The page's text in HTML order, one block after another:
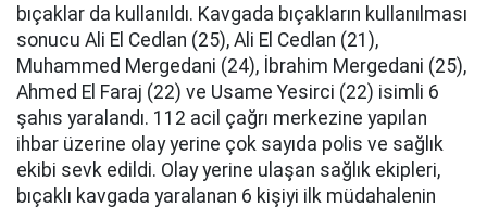
bıçaklar da kullanıldı. Kavgada bıçakların kullanılması
sonucu Ali El Cedlan (25), Ali El Cedlan (21),
Muhammed Mergedani (24), İbrahim Mergedani (25),
Ahmed El Faraj (22) ve Usame Yesirci (22) isimli 6
şahıs yaralandı. 112 acil çağrı merkezine yapılan
ihbar üzerine olay yerine çok sayıda polis ve sağlık
ekibi sevk edildi. Olay yerine ulaşan sağlık ekipleri,
bıçaklı kavgada yaralanan 6 kişiyi ilk müdahalenin